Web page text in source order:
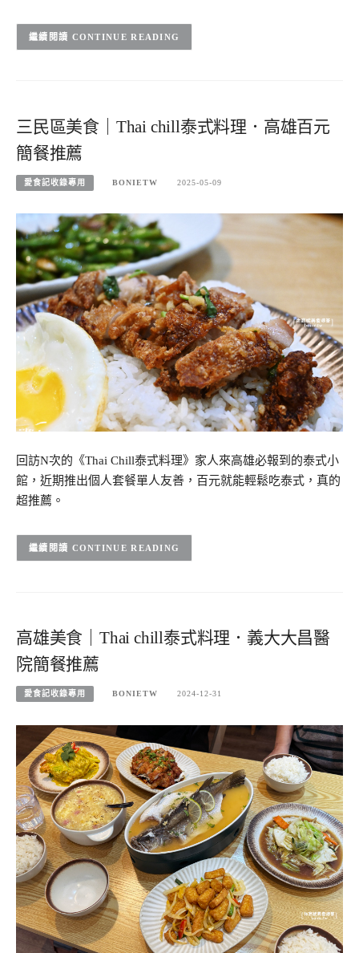
CONTINUE READING
三民區美食｜Thai chill泰式料理．高雄百元
簡餐推薦
愛食記收錄專用 BONIETW 2025-05-09
回訪N次的《Thai Chill泰式料理》家人來高雄必報到的泰式小
館，近期推出個人套餐單人友善，百元就能輕鬆吃泰式，真的
超推薦。
CONTINUE READING
高雄美食｜Thai chill泰式料理．義大大昌醫
院簡餐推薦
愛食記收錄專用 BONIETW 2024-12-31